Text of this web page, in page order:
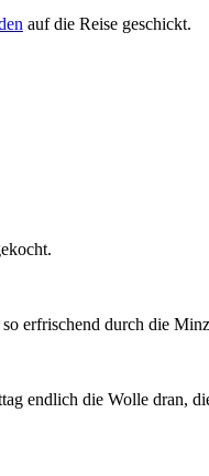
auf die Reise geschickt.
erfrischend durch die
endlich die Wolle dran,